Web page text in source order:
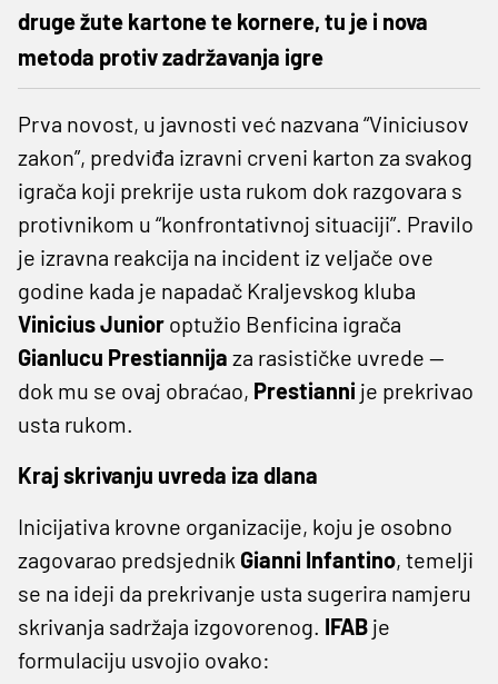
druge žute kartone te kornere, tu je i nova
metoda protiv zadržavanja igre
Prva novost, u javnosti već nazvana “Viniciusov
zakon”, predviđa izravni crveni karton za svakog
igrača koji prekrije usta rukom dok razgovara s
protivnikom u “konfrontativnoj situaciji”. Pravilo
je izravna reakcija na incident iz veljače ove
godine kada je napadač Kraljevskog kluba
Vinicius Junior optužio Benficina igrača
Gianlucu Prestiannija za rasističke uvrede —
dok mu se ovaj obraćao, Prestianni je prekrivao
usta rukom.
Kraj skrivanju uvreda iza dlana
Inicijativa krovne organizacije, koju je osobno
zagovarao predsjednik Gianni Infantino, temelji
se na ideji da prekrivanje usta sugerira namjeru
skrivanja sadržaja izgovorenog. IFAB je
formulaciju usvojio ovako: